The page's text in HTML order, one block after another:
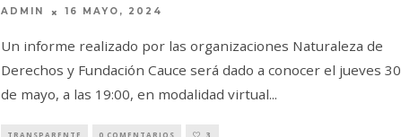
ADMIN 16 MAYO, 2024
Un informe realizado por las organizaciones Naturaleza de
Derechos y Fundación Cauce será dado a conocer el jueves 30
de mayo, a las 19:00, en modalidad virtual...
TRANSPARENTE 0 COMENTARIOS 3